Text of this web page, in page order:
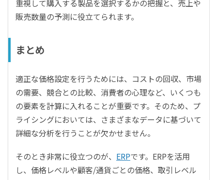
重視して購入する製品を選択するかの把握と、売上や
販売数量の予測に役立てられます。
まとめ
適正な価格設定を行うためには、コストの回収、市場
の需要、競合との比較、消費者の心理など、いくつも
の要素を計算に入れることが重要です。そのため、プ
ライシングにおいては、さまざまなデータに基づいて
詳細な分析を行うことが欠かせません。
そのとき非常に役立つのが、 ERPです。ERPを活用
し、価格レベルや顧客/通貨ごとの価格、取引レベル